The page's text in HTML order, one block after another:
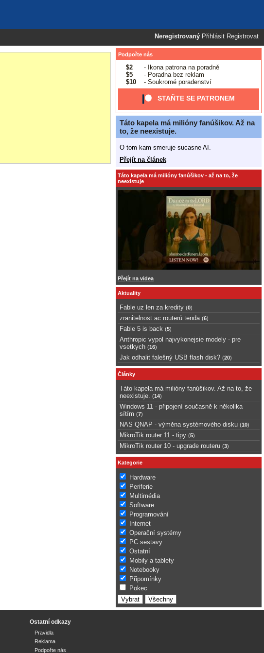
Neregistrovaný Přihlásit Registrovat
Podpořte nás
$2
- Ikona patrona na poradně
$5
- Poradna bez reklam
$10
- Soukromé poradenství
STAŇTE SE PATRONEM
Táto kapela má milióny fanúšikov. Až na
to, že neexistuje.
O tom kam smeruje sucasne AI.
Přejít na článek
Táto kapela má milióny fanúšikov - až na to, že
neexistuje
Přejít na videa
Aktuality
Fable uz len za kredity (0)
zranitelnost ac routerů tenda (6)
Fable 5 is back (5)
Anthropic vypol najvykonejsie modely - pre
vsetkych (16)
Jak odhalit falešný USB flash disk? (20)
Články
Táto kapela má milióny fanúšikov. Až na to, že
neexistuje.
(14)
Windows 11 - připojení současně k několika
sítím (7)
NAS QNAP - výměna systémového disku (10)
MikroTik router 11 - tipy (5)
MikroTik router 10 - upgrade routeru (3)
Kategorie
Hardware
Periferie
Multimédia
Software
Programování
Internet
Operační systémy
PC sestavy
Ostatní
Mobily a tablety
Notebooky
Připomínky
Pokec
Ostatní odkazy
Pravidla
Reklama
Podpořte nás